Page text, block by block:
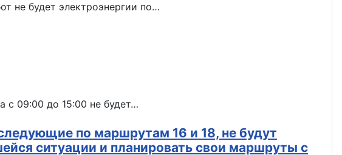
не будет электроэнергии по…
с 09:00 до 15:00 не будет…
по маршрутам 16 и 18, не будут
ситуации и планировать свои маршруты с